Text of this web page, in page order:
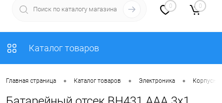
0 0
Каталог товаров
Главная страница • Каталог товаров • Электроника •